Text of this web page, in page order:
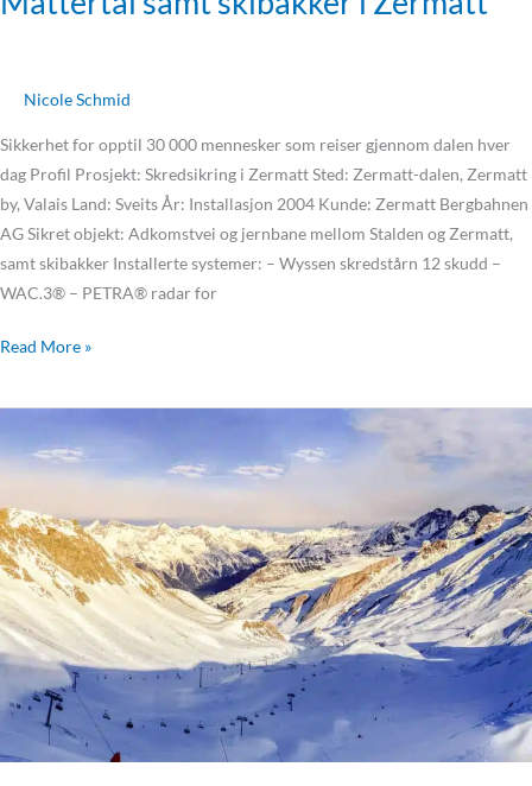
Nicole Schmid
Sikkerhet for opptil 30 000 mennesker som reiser gjennom dalen hver
dag Profil Prosjekt: Skredsikring i Zermatt Sted: Zermatt-dalen, Zermatt
by, Valais Land: Sveits År: Installasjon 2004 Kunde: Zermatt Bergbahnen
AG Sikret objekt: Adkomstvei og jernbane mellom Stalden og Zermatt,
samt skibakker Installerte systemer: – Wyssen skredstårn 12 skudd –
WAC.3® – PETRA® radar for
Read More »
–
skredkontrollsystemer
kan
bidra
til
å
spare
snøproduksjon